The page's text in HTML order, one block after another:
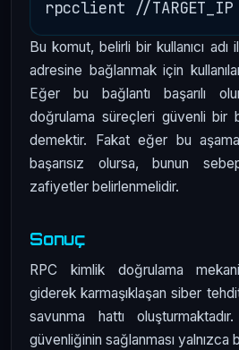
Bu komut, belirli bir kullanıcı
adresine bağlanmak için
Eğer bu bağlantı başarılı
doğrulama süreçleri güvenli bir
demektir. Fakat eğer bu
başarısız olursa, bunun
zafiyetler belirlenmelidir.
Sonuç
RPC kimlik doğrulama
giderek karmaşıklaşan siber
savunma hattı
güvenliğinin sağlanması yalnızca